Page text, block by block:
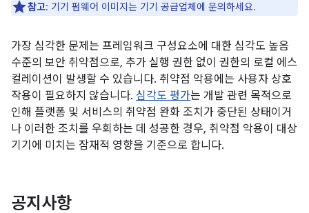
참고: 기기 펌웨어 이미지는 기기 공급업체에 문의하세요.
가장 심각한 문제는 프레임워크 구성요소에 대한 심각도 높음
수준의 보안 취약점으로, 추가 실행 권한 없이 권한의 로컬 에스
컬레이션이 발생할 수 있습니다. 취약점 악용에는 사용자 상호
작용이 필요하지 않습니다. 심각도 평가는 개발 관련 목적으로
인해 플랫폼 및 서비스의 취약점 완화 조치가 중단된 상태이거
나 이러한 조치를 우회하는 데 성공한 경우, 취약점 악용이 대상
기기에 미치는 잠재적 영향을 기준으로 합니다.
공지사항